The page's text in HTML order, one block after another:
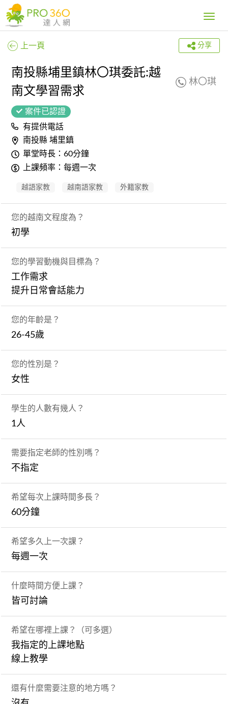
Toggle
上一頁 分享
南投縣埔里鎮林〇琪委託:越
南文學習需求
林〇琪
案件已認證
有提供電話
南投縣 埔里鎮
單堂時長：60分鐘
上課頻率：每週一次
越語家教 越南語家教 外籍家教
您的越南文程度為？
初學
您的學習動機與目標為？
工作需求
提升日常會話能力
您的年齡是？
26-45歲
您的性別是？
女性
學生的人數有幾人？
1人
需要指定老師的性別嗎？
不指定
希望每次上課時間多長？
60分鐘
希望多久上一次課？
每週一次
什麼時間方便上課？
皆可討論
希望在哪裡上課？（可多選）
我指定的上課地點
線上教學
還有什麼需要注意的地方嗎？